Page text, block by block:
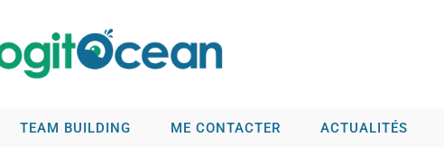
TEAM BUILDING ME CONTACTER ACTUALITÉS